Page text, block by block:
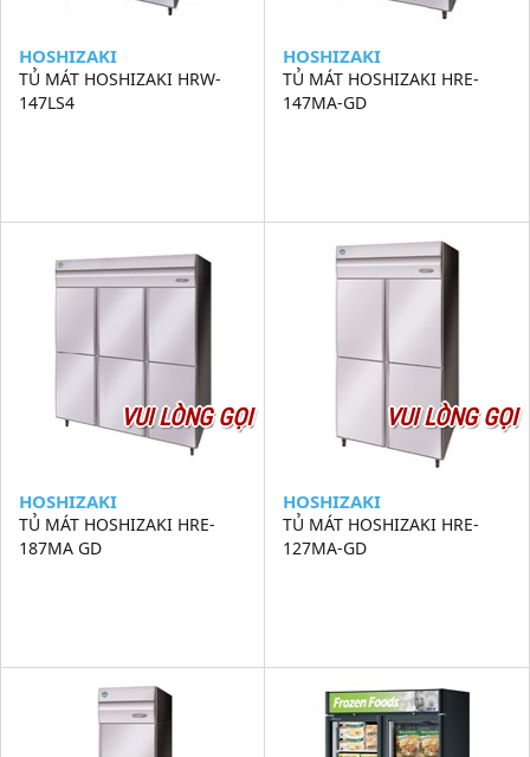
HOSHIZAKI
TỦ MÁT HOSHIZAKI HRW-
147LS4
HOSHIZAKI
TỦ MÁT HOSHIZAKI HRE-
147MA-GD
VUI LÒNG GỌI
HOSHIZAKI
TỦ MÁT HOSHIZAKI HRE-
187MA GD
VUI LÒNG GỌI
HOSHIZAKI
TỦ MÁT HOSHIZAKI HRE-
127MA-GD